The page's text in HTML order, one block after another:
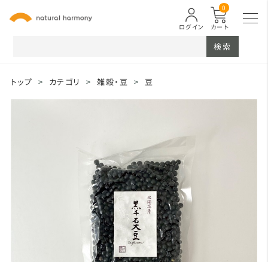
カート
0
ログイン
検索
トップ > カテゴリ > 雑穀・豆 > 豆